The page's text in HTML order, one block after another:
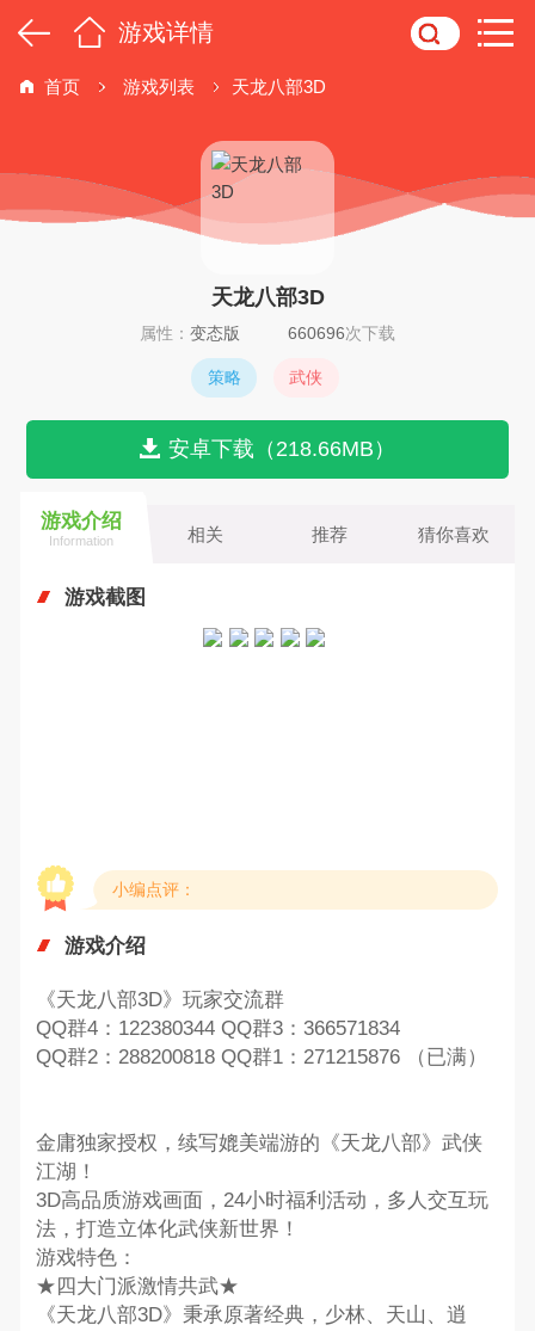
游戏详情
首页 游戏列表 天龙八部3D
天龙八部3D
属性： 变态版 660696次下载
策略 武侠
安卓下载（218.66MB）
游戏介绍
Information 相关 推荐 猜你喜欢
游戏截图
小编点评：
游戏介绍
《天龙八部3D》玩家交流群
QQ群4：122380344 QQ群3：366571834
QQ群2：288200818 QQ群1：271215876 （已满）
金庸独家授权，续写媲美端游的《天龙八部》武侠
江湖！
3D高品质游戏画面，24小时福利活动，多人交互玩
法，打造立体化武侠新世界！
游戏特色：
★四大门派激情共武★
《天龙八部3D》秉承原著经典，少林、天山、逍